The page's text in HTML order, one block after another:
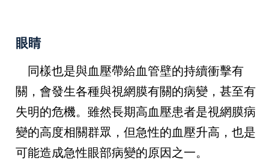
眼睛
同樣也是與血壓帶給血管壁的持續衝擊有
關，會發生各種與視網膜有關的病變，甚至有
失明的危機。雖然長期高血壓患者是視網膜病
變的高度相關群眾，但急性的血壓升高，也是
可能造成急性眼部病變的原因之一。